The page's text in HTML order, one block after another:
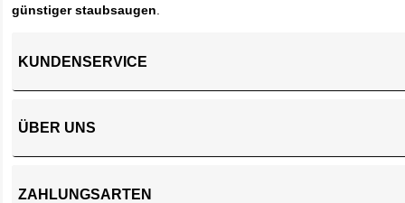
günstiger staubsaugen.
KUNDENSERVICE
ÜBER UNS
ZAHLUNGSARTEN